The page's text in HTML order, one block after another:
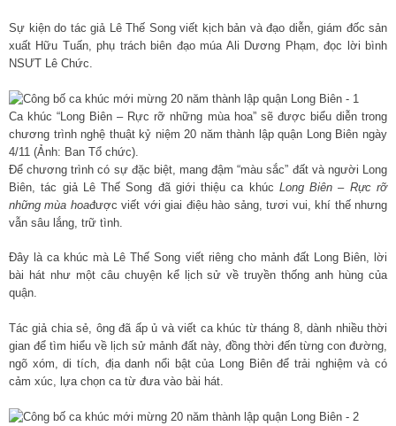
Sự kiện do tác giả Lê Thế Song viết kịch bản và đạo diễn, giám đốc sản
xuất Hữu Tuấn, phụ trách biên đạo múa Ali Dương Phạm, đọc lời bình
NSƯT Lê Chức.
Ca khúc “Long Biên – Rực rỡ những mùa hoa” sẽ được biểu diễn trong
chương trình nghệ thuật kỷ niệm 20 năm thành lập quận Long Biên ngày
4/11 (Ảnh: Ban Tổ chức).
Để chương trình có sự đặc biệt, mang đậm “màu sắc” đất và người Long
Biên, tác giả Lê Thế Song đã giới thiệu ca khúc Long Biên – Rực rỡ
những mùa hoađược viết với giai điệu hào sảng, tươi vui, khí thế nhưng
vẫn sâu lắng, trữ tình.
Đây là ca khúc mà Lê Thế Song viết riêng cho mảnh đất Long Biên, lời
bài hát như một câu chuyện kể lịch sử về truyền thống anh hùng của
quận.
Tác giả chia sẻ, ông đã ấp ủ và viết ca khúc từ tháng 8, dành nhiều thời
gian để tìm hiểu về lịch sử mảnh đất này, đồng thời đến từng con đường,
ngõ xóm, di tích, địa danh nổi bật của Long Biên để trải nghiệm và có
cảm xúc, lựa chọn ca từ đưa vào bài hát.